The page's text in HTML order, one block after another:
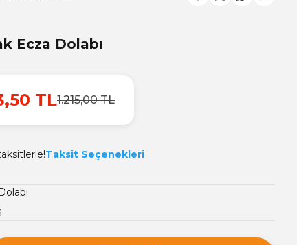
Ecza Dolabı
TL1.215,00 TL
Taksit Seçenekleri